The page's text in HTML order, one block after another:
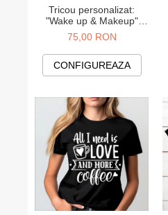
Tricou personalizat:
"Wake up & Makeup"
(damă)
75,00 RON
CONFIGUREAZA